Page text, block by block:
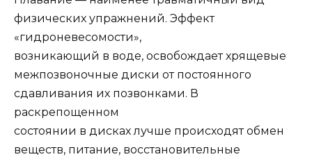
физических упражнений. Эффект
«гидроневесомости»,
возникающий в воде, освобождает хрящевые
межпозвоночные диски от постоянного
сдавливания их позвонками. В
раскрепощенном
состоянии в дисках лучше происходят обмен
веществ, питание, восстановительные